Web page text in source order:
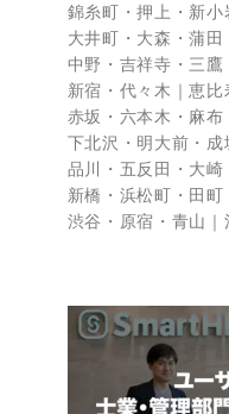
錦糸町・押上・新小
大井町・大森・蒲田
中野・吉祥寺・三鷹
新宿・代々木
恵比
赤坂・六本木・麻布
下北沢・明大前・成
品川・五反田・大崎
新橋・浜松町・田町
渋谷・原宿・青山